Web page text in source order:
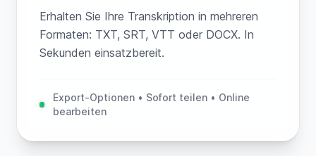
Erhalten Sie Ihre Transkription in mehreren
Formaten: TXT, SRT, VTT oder DOCX. In
Sekunden einsatzbereit.
Export-Optionen • Sofort teilen • Online
bearbeiten